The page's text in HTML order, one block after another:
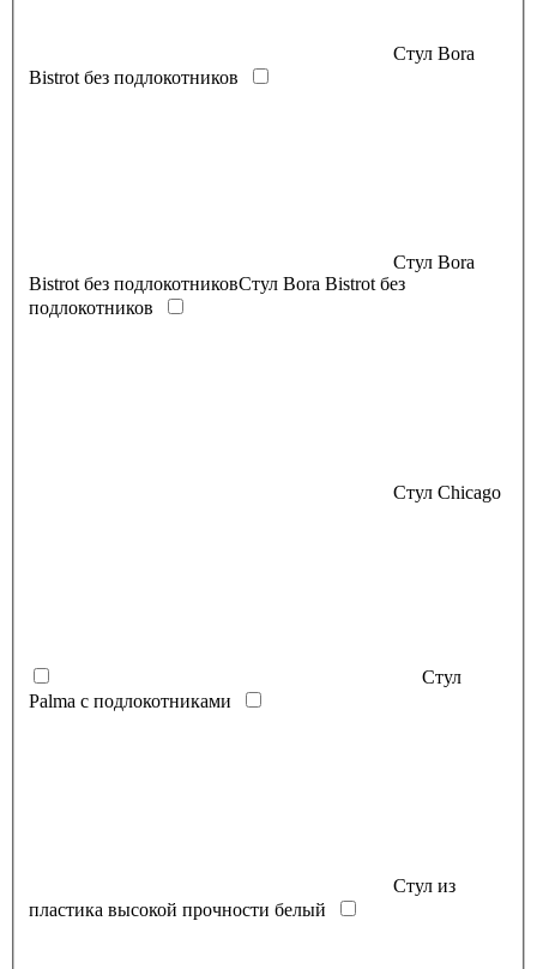
Стул Bora
Bistrot без подлокотников
Стул Bora
Bistrot без подлокотниковСтул Bora Bistrot без
подлокотников
Стул Chicago
Стул
Palma с подлокотниками
Стул из
пластика высокой прочности белый